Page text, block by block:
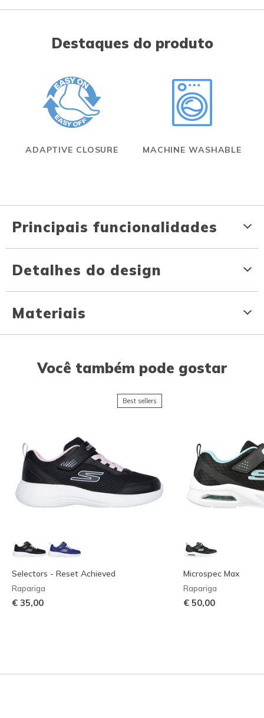
Destaques do produto
ADAPTIVE CLOSURE MACHINE WASHABLE
Principais funcionalidades
Detalhes do design
Materiais
Você também pode gostar
Best sellers
Selectors - Reset Achieved
Rapariga
€ 35,00
Microspec Max
Rapariga
€ 50,00